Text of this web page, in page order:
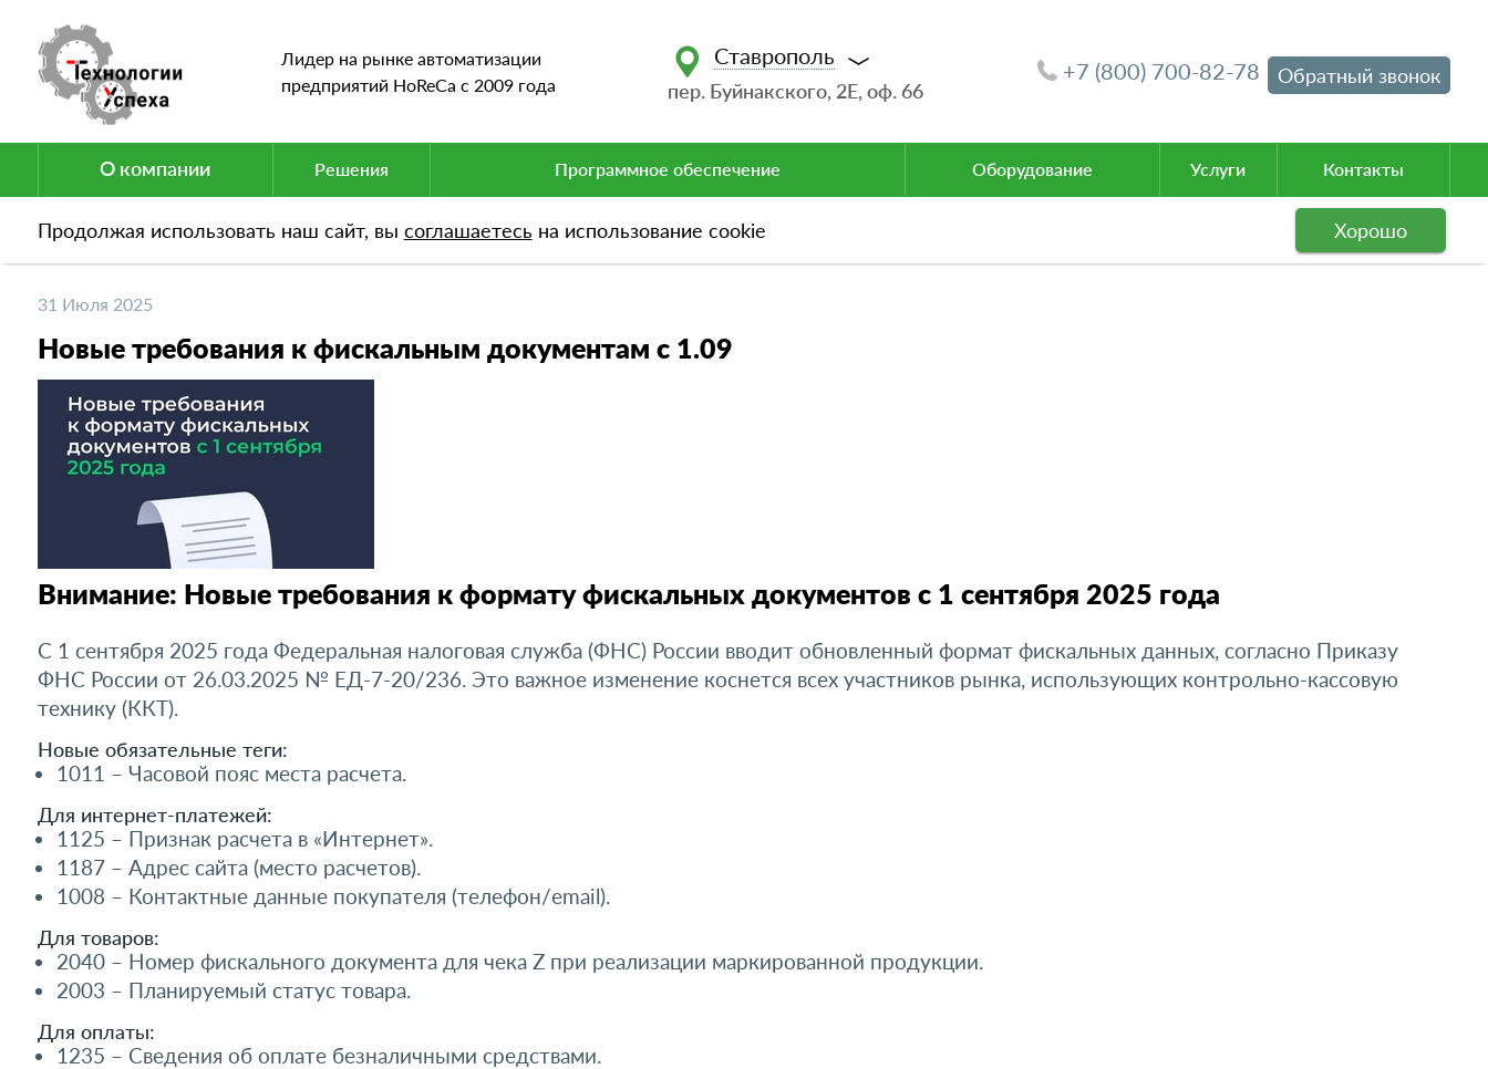
Лидер на рынке автоматизации
предприятий HoReCa c 2009 года
Ставрополь
пер. Буйнакского, 2Е, оф. 66
+7 (800) 700-82-78 Обратный звонок
О компании Решения Программное обеспечение Оборудование Услуги Контакты
Продолжая использовать наш сайт, вы соглашаетесь на использование cookie Хорошо
Новости Новые требования к фискальным документам с 1.09
31 Июля 2025
Новые требования к фискальным документам с 1.09
Внимание: Новые требования к формату фискальных документов с 1 сентября 2025 года
С 1 сентября 2025 года Федеральная налоговая служба (ФНС) России вводит обновленный формат фискальных данных, согласно Приказу
ФНС России от 26.03.2025 № ЕД-7-20/236. Это важное изменение коснется всех участников рынка, использующих контрольно-кассовую
технику (ККТ).
Новые обязательные теги:
1011 – Часовой пояс места расчета.
Для интернет-платежей:
1125 – Признак расчета в «Интернет».
1187 – Адрес сайта (место расчетов).
1008 – Контактные данные покупателя (телефон/email).
Для товаров:
2040 – Номер фискального документа для чека Z при реализации маркированной продукции.
2003 – Планируемый статус товара.
Для оплаты:
1235 – Сведения об оплате безналичными средствами.